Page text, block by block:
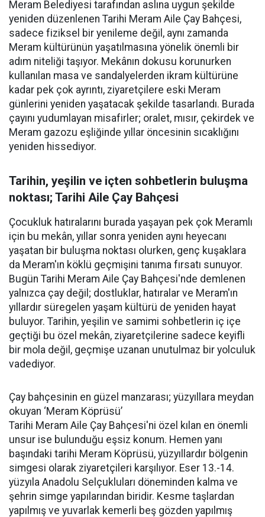
Meram Belediyesi tarafından aslına uygun şekilde
yeniden düzenlenen Tarihi Meram Aile Çay Bahçesi,
sadece fiziksel bir yenileme değil, aynı zamanda
Meram kültürünün yaşatılmasına yönelik önemli bir
adım niteliği taşıyor. Mekânın dokusu korunurken
kullanılan masa ve sandalyelerden ikram kültürüne
kadar pek çok ayrıntı, ziyaretçilere eski Meram
günlerini yeniden yaşatacak şekilde tasarlandı. Burada
çayını yudumlayan misafirler; oralet, mısır, çekirdek ve
Meram gazozu eşliğinde yıllar öncesinin sıcaklığını
yeniden hissediyor.
Tarihin, yeşilin ve içten sohbetlerin buluşma
noktası; Tarihi Aile Çay Bahçesi
Çocukluk hatıralarını burada yaşayan pek çok Meramlı
için bu mekân, yıllar sonra yeniden aynı heyecanı
yaşatan bir buluşma noktası olurken, genç kuşaklara
da Meram'ın köklü geçmişini tanıma fırsatı sunuyor.
Bugün Tarihi Meram Aile Çay Bahçesi'nde demlenen
yalnızca çay değil; dostluklar, hatıralar ve Meram'ın
yıllardır süregelen yaşam kültürü de yeniden hayat
buluyor. Tarihin, yeşilin ve samimi sohbetlerin iç içe
geçtiği bu özel mekân, ziyaretçilerine sadece keyifli
bir mola değil, geçmişe uzanan unutulmaz bir yolculuk
vadediyor.
Çay bahçesinin en güzel manzarası; yüzyıllara meydan
okuyan ‘Meram Köprüsü’
Tarihi Meram Aile Çay Bahçesi'ni özel kılan en önemli
unsur ise bulunduğu eşsiz konum. Hemen yanı
başındaki tarihi Meram Köprüsü, yüzyıllardır bölgenin
simgesi olarak ziyaretçileri karşılıyor. Eser 13.-14.
yüzyıla Anadolu Selçukluları döneminden kalma ve
şehrin simge yapılarından biridir. Kesme taşlardan
yapılmış ve yuvarlak kemerli beş gözden yapılmış